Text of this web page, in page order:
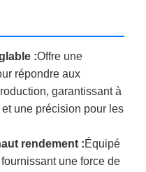
:Offre une
répondre aux
garantissant à
une précision pour les
rendement :Équipé
une force de